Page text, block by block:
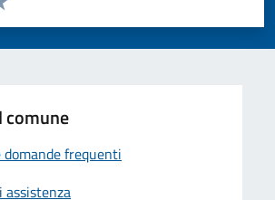
5 stelle su 5
4 stelle su 5
su 5
su 5
comune
domande frequenti
assistenza